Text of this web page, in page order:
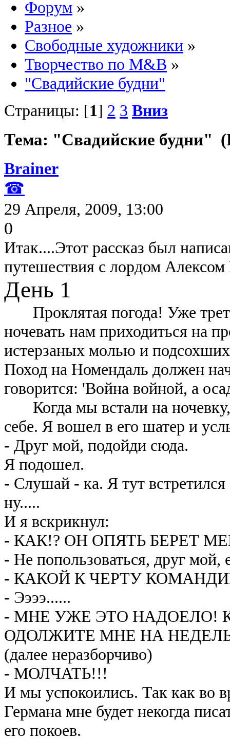
Форум »
Разное »
Свободные художники »
Творчество по M&B »
"Свадийские будни"
Страницы: [1] 2 3 Вниз
Тема: "Свадийские будни"
Brainer
☎
29 Апреля, 2009, 13:00
0
Итак....Этот рассказ был
путешествия с лордом
День 1
Проклятая погода! Уже
ночевать нам приходиться на
истерзаных молью и
Поход на Номендаль должен
говорится: 'Война войной, а
Когда мы встали на
себе. Я вошел в его шатер и
- Друг мой, подойди сюда.
Я подошел.
- Слушай - ка. Я тут
ну.....
И я вскрикнул:
- КАК!? ОН ОПЯТЬ БЕРЕТ
- Не попользоваться, друг
- КАКОЙ К ЧЕРТУ
- Ээээ......
- МНЕ УЖЕ ЭТО НАДОЕЛО!
ОДОЛЖИТЕ МНЕ НА
(далее неразборчиво)
- МОЛЧАТЬ!!!
И мы успокоились. Так как во
Германа мне будет некогда
его покоев.